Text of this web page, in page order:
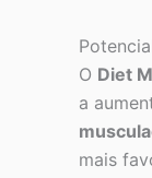
O Diet
a
mais